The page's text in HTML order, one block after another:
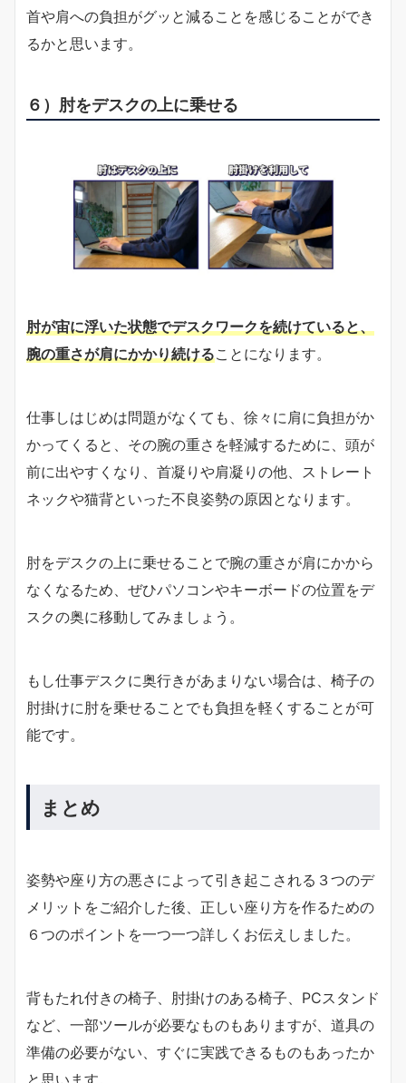
首や肩への負担がグッと減ることを感じることができ
るかと思います。
６）肘をデスクの上に乗せる
肘が宙に浮いた状態でデスクワークを続けていると、
腕の重さが肩にかかり続けることになります。
仕事しはじめは問題がなくても、徐々に肩に負担がか
かってくると、その腕の重さを軽減するために、頭が
前に出やすくなり、首凝りや肩凝りの他、ストレート
ネックや猫背といった不良姿勢の原因となります。
肘をデスクの上に乗せることで腕の重さが肩にかから
なくなるため、ぜひパソコンやキーボードの位置をデ
スクの奥に移動してみましょう。
もし仕事デスクに奥行きがあまりない場合は、椅子の
肘掛けに肘を乗せることでも負担を軽くすることが可
能です。
まとめ
姿勢や座り方の悪さによって引き起こされる３つのデ
メリットをご紹介した後、正しい座り方を作るための
６つのポイントを一つ一つ詳しくお伝えしました。
背もたれ付きの椅子、肘掛けのある椅子、PCスタンド
など、一部ツールが必要なものもありますが、道具の
準備の必要がない、すぐに実践できるものもあったか
と思います。